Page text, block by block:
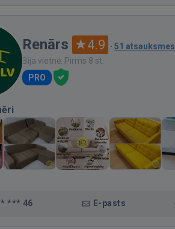
Renārs 4.9 · 51 atsauksmes
Bija vietnē: Pirms 8 st.
PRO
*** 46 E-pasts